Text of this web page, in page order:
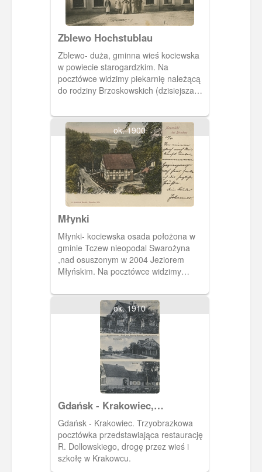
Zblewo Hochstublau
Zblewo- duża, gminna wieś kociewska
w powiecie starogardzkim. Na
pocztówce widzimy piekarnię należącą
do rodziny Brzoskowskich (dzisiejsza
ok. 1900
Młynki
Młynki- kociewska osada położona w
gminie Tczew nieopodal Swarożyna
,nad osuszonym w 2004 Jeziorem
Młyńskim. Na pocztówce widzimy
szachulcowa).
ok. 1910
Gdańsk - Krakowiec,
restauracja, droga i szkoła.
Gdańsk - Krakowiec. Trzyobrazkowa
pocztówka przedstawiająca restaurację
R. Dollowskiego, drogę przez wieś i
szkołę w Krakowcu.